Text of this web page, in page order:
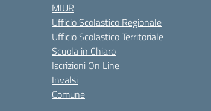
MIUR
Ufficio Scolastico Regionale
Ufficio Scolastico Territoriale
Scuola in Chiaro
Iscrizioni On Line
Invalsi
Comune